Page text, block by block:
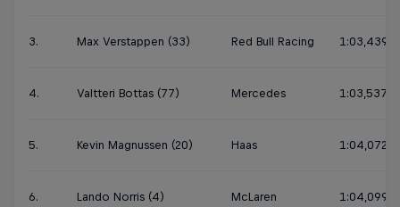
3. Max Verstappen (33) Red Bull Racing 1:03,439
4. Valtteri Bottas (77) Mercedes 1:03,537
5. Kevin Magnussen (20) Haas 1:04,072
6. Lando Norris (4) McLaren 1:04,099